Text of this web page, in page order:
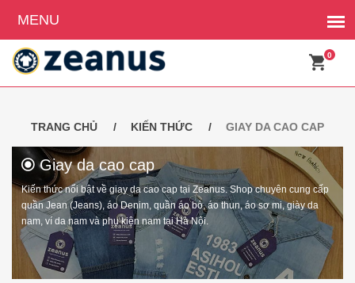
0
TRANG CHỦ KIẾN THỨC GIAY DA CAO CAP
Giay da cao cap
Kiến thức nổi bật về giay da cao cap tại Zeanus. Shop chuyên cung cấp
quần Jean (Jeans), áo Denim, quần áo bò, áo thun, áo sơ mi, giày da
nam, ví da nam và phụ kiện nam tại Hà Nội.